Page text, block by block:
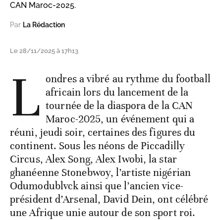
CAN Maroc-2025.
Par La Rédaction
Le 28/11/2025 à 17h13
L ondres a vibré au rythme du football
africain lors du lancement de la
tournée de la diaspora de la CAN
Maroc-2025, un événement qui a
réuni, jeudi soir, certaines des figures du
continent. Sous les néons de Piccadilly
Circus, Alex Song, Alex Iwobi, la star
ghanéenne Stonebwoy, l’artiste nigérian
Odumodublvck ainsi que l’ancien vice-
président d’Arsenal, David Dein, ont célébré
une Afrique unie autour de son sport roi.